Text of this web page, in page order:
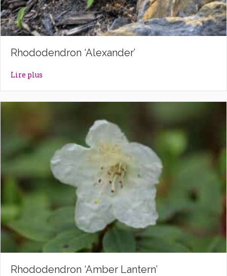
Rhododendron ‘Alexander’
Lire plus
Rhododendron ‘Amber Lantern’